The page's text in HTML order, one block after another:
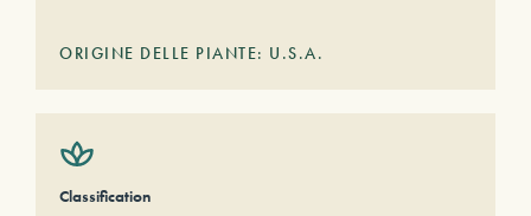
ORIGINE DELLE PIANTE: U.S.A.
Classification